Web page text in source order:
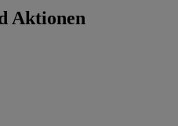
Aktionen